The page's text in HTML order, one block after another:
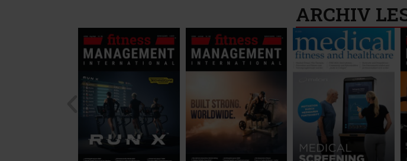
ARCHIV